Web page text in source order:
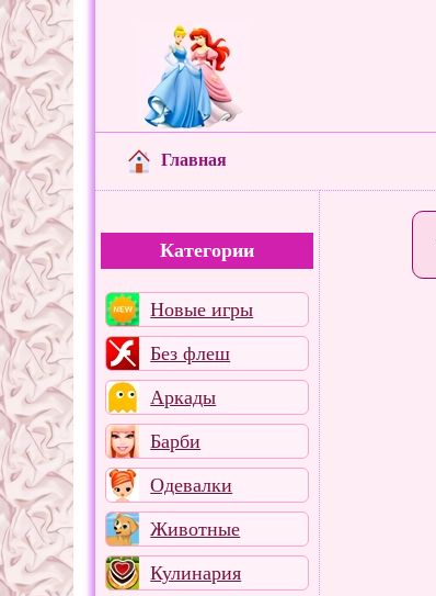
Главная
Категории
Новые игры
Без флеш
Аркады
Барби
Одевалки
Животные
Кулинария